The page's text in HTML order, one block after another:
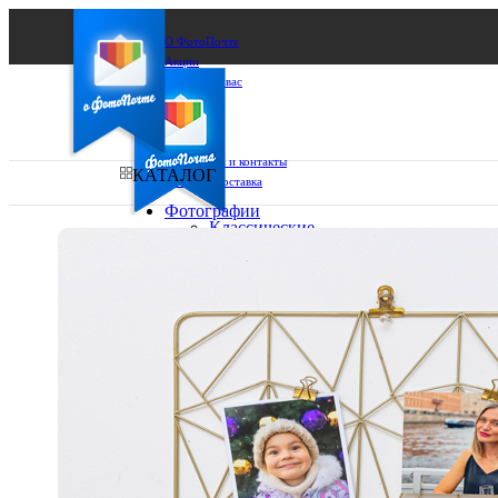
О ФотоПочте
Акции
Сделаем за вас
Бизнесу
FAQ
Франшиза
Поддержка и контакты
Оплата и доставка
Выберите из списка:
КАТАЛОГ
Фотографии
Классические
15х15
15х20
20х30
30х30
30х40
А4
Фото
в